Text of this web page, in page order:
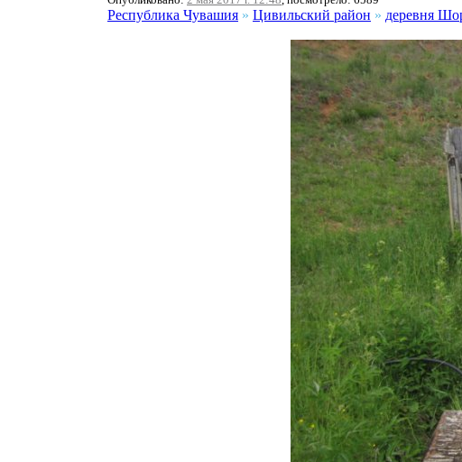
Республика Чувашия » Цивильский район » деревня